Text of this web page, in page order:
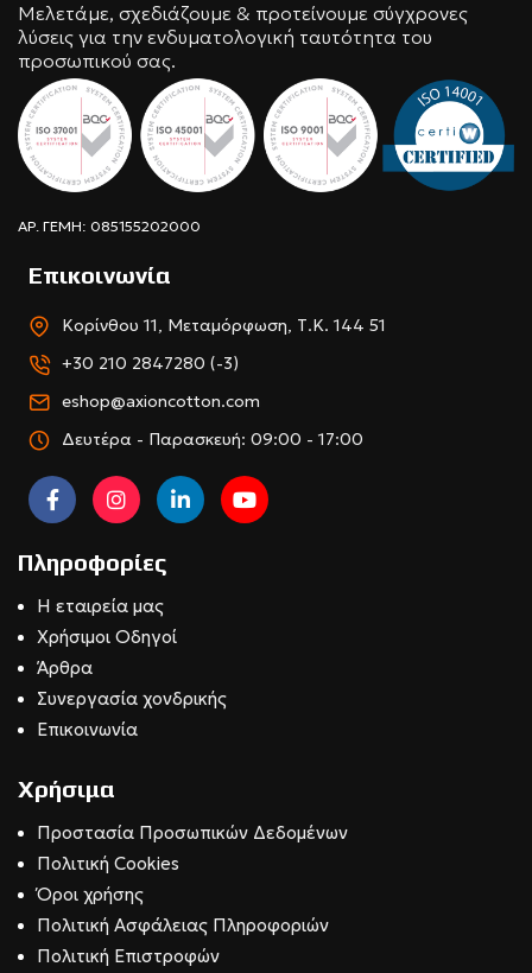
Μελετάμε, σχεδιάζουμε & προτείνουμε σύγχρονες
λύσεις για την ενδυματολογική ταυτότητα του
προσωπικού σας.
ΑΡ. ΓΕΜΗ: 085155202000
Επικοινωνία
Κορίνθου 11, Μεταμόρφωση, Τ.Κ. 144 51
+30 210 2847280 (-3)
eshop@axioncotton.com
Δευτέρα - Παρασκευή: 09:00 - 17:00
Πληροφορίες
Η εταιρεία μας
Χρήσιμοι Οδηγοί
Άρθρα
Συνεργασία χονδρικής
Επικοινωνία
Χρήσιμα
Προστασία Προσωπικών Δεδομένων
Πολιτική Cookies
Όροι χρήσης
Πολιτική Ασφάλειας Πληροφοριών
Πολιτική Επιστροφών